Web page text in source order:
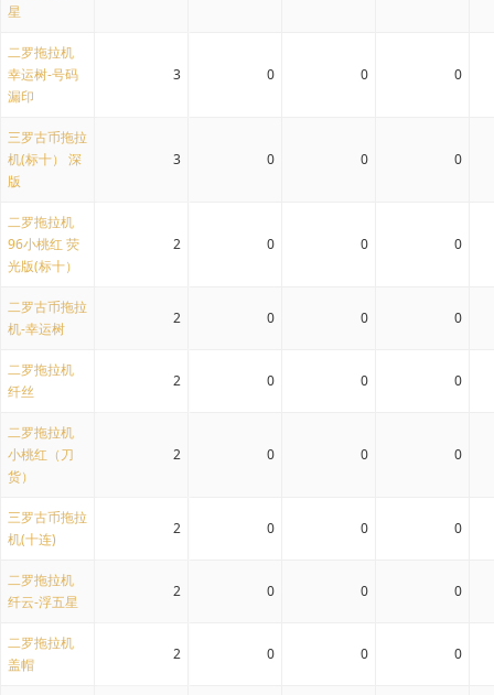
星
二罗拖拉机
幸运树-号码
漏印
3 0 0 0
三罗古币拖拉
机(标十） 深
版
3 0 0 0
二罗拖拉机
96小桃红 荧
光版(标十）
2 0 0 0
二罗古币拖拉
机-幸运树
2 0 0 0
二罗拖拉机
纤丝
2 0 0 0
二罗拖拉机
小桃红（刀
货）
2 0 0 0
三罗古币拖拉
机(十连)
2 0 0 0
二罗拖拉机
纤云-浮五星
2 0 0 0
二罗拖拉机
盖帽
2 0 0 0